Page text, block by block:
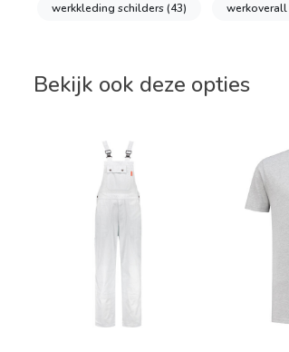
werkkleding schilders(43) werkoverall
Bekijk ook deze opties